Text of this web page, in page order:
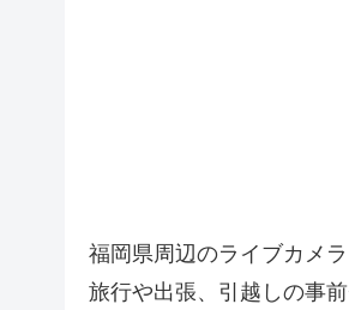
福岡県周辺のライブカメ
旅行や出張、引越しの事